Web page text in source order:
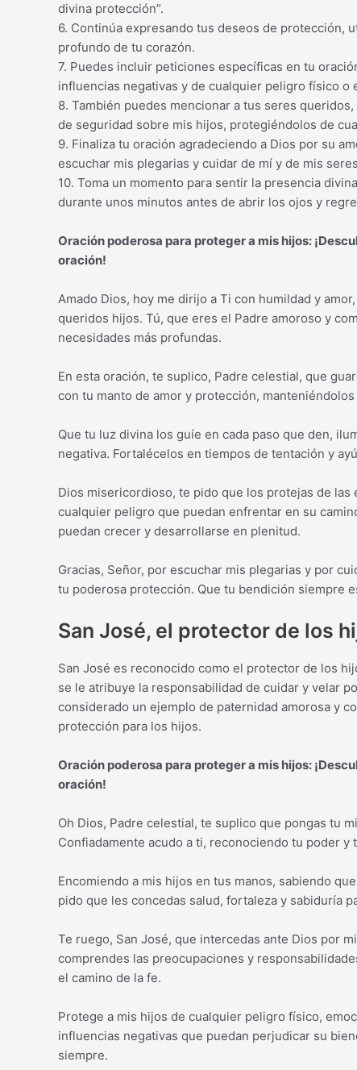
divina protección”.
6. Continúa expresando tus deseos de protección,
profundo de tu corazón.
7. Puedes incluir peticiones específicas en tu
influencias negativas y de cualquier peligro físico o
8. También puedes mencionar a tus seres
de seguridad sobre mis hijos, protegiéndolos de
9. Finaliza tu oración agradeciendo a Dios por su
escuchar mis plegarias y cuidar de mí y de mis
10. Toma un momento para sentir la presencia
durante unos minutos antes de abrir los ojos y
Oración poderosa para proteger a mis hijos:
oración!
Amado Dios, hoy me dirijo a Ti con humildad y
queridos hijos. Tú, que eres el Padre amoroso y
necesidades más profundas.
En esta oración, te suplico, Padre celestial, que
con tu manto de amor y protección,
Que tu luz divina los guíe en cada paso que den,
negativa. Fortalécelos en tiempos de tentación y
Dios misericordioso, te pido que los protejas de las
cualquier peligro que puedan enfrentar en su
puedan crecer y desarrollarse en plenitud.
Gracias, Señor, por escuchar mis plegarias y por
tu poderosa protección. Que tu bendición siempre
San José, el protector de los
San José es reconocido como el protector de los
se le atribuye la responsabilidad de cuidar y velar
considerado un ejemplo de paternidad amorosa y
protección para los hijos.
Oración poderosa para proteger a mis hijos:
oración!
Oh Dios, Padre celestial, te suplico que pongas tu
Confiadamente acudo a ti, reconociendo tu poder y
Encomiendo a mis hijos en tus manos, sabiendo
pido que les concedas salud, fortaleza y sabiduría
Te ruego, San José, que intercedas ante Dios por
comprendes las preocupaciones y
el camino de la fe.
Protege a mis hijos de cualquier peligro físico,
influencias negativas que puedan perjudicar su
siempre.